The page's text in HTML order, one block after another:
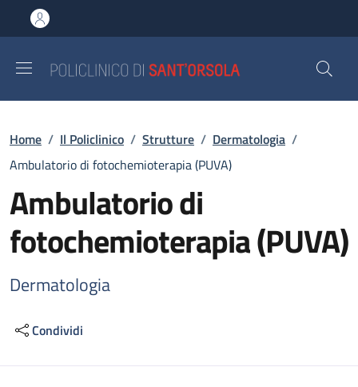
al contenuto principale
to footer content
Briciole di pane
Home / Il Policlinico / Strutture / Dermatologia /
Ambulatorio di fotochemioterapia (PUVA)
Ambulatorio di
fotochemioterapia (PUVA)
Dermatologia
Condividi